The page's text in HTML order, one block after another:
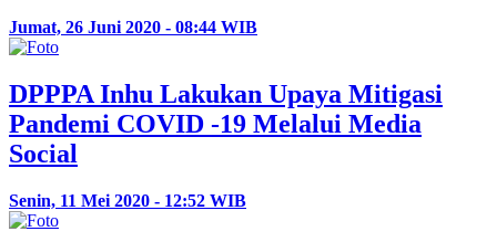
Jumat, 26 Juni 2020 - 08:44 WIB
DPPPA Inhu Lakukan Upaya Mitigasi
Pandemi COVID -19 Melalui Media
Social
Senin, 11 Mei 2020 - 12:52 WIB